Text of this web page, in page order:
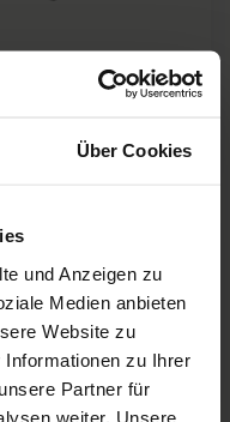
Über Cookies
und Anzeigen zu
Medien anbieten
Website zu
zu Ihrer
Partner für
weiter. Unsere